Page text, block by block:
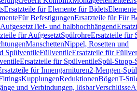
Ersatzteile für Elemente für Bidets
Für BefestigungenErsatzteile für Für
Tief- und halbhochhängend
für AufgesetztSpülrohreErsatzteile für
ManschettenNippel, Rosetten und
SpülventileFüllventileErsatzteile für
Ersatzteile für SpülventileSpül-Stopp-
für Innengarnituren2-Mengen-
KupplungenReduktionenBögenT-
und Verbindungen, lösbarVerschlüsse